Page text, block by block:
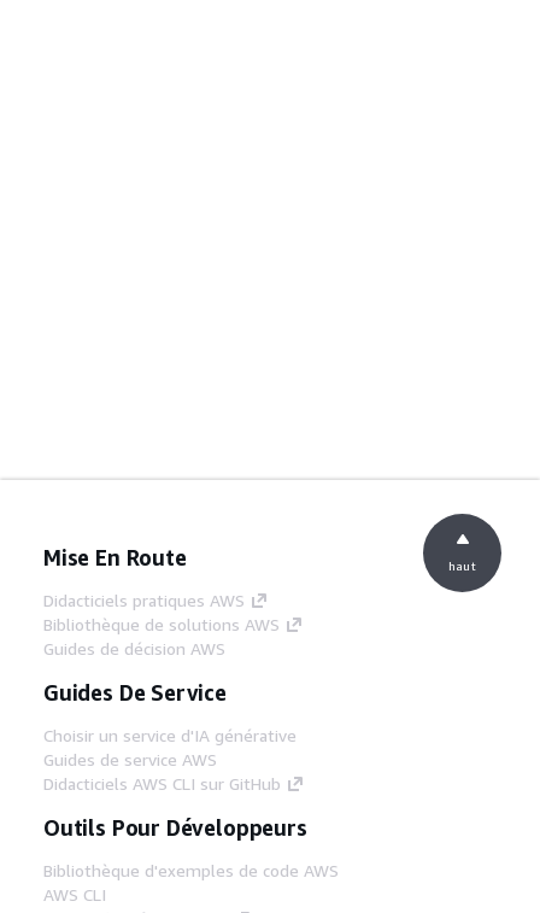
Mise En Route
Didacticiels pratiques AWS
Bibliothèque de solutions AWS
Guides de décision AWS
Guides De Service
Choisir un service d'IA générative
Guides de service AWS
Didacticiels AWS CLI sur GitHub
Outils Pour Développeurs
Bibliothèque d'exemples de code AWS
AWS CLI
haut